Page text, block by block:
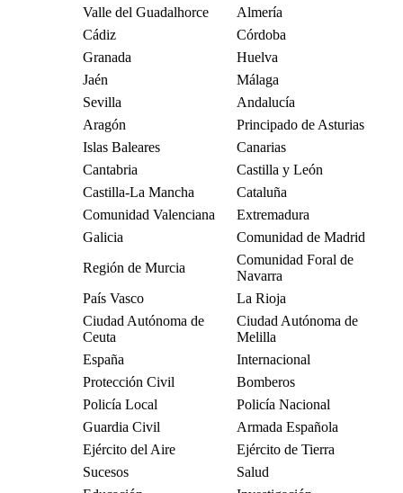
Valle del Guadalhorce
Almería
Cádiz
Córdoba
Granada
Huelva
Jaén
Málaga
Sevilla
Andalucía
Aragón
Principado de Asturias
Islas Baleares
Canarias
Cantabria
Castilla y León
Castilla-La Mancha
Cataluña
Comunidad Valenciana
Extremadura
Galicia
Comunidad de Madrid
Región de Murcia
Comunidad Foral de
Navarra
País Vasco
La Rioja
Ciudad Autónoma de
Ceuta
Ciudad Autónoma de
Melilla
España
Internacional
Protección Civil
Bomberos
Policía Local
Policía Nacional
Guardia Civil
Armada Española
Ejército del Aire
Ejército de Tierra
Sucesos
Salud